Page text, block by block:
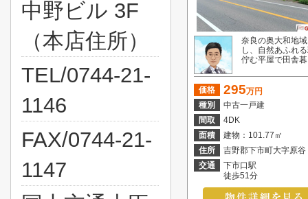
奈良の奥大和地
し、自然あふれ
佇む平屋で田舎
価格 295万円
種別
中古一戸建
間取
4DK
面積
建物：101.77㎡
住所
吉野郡下市町大字原谷
交通
下市口駅
徒歩51分
中野ビル 3F
（本店住所）
TEL/0744-21-
1146
FAX/0744-21-
1147